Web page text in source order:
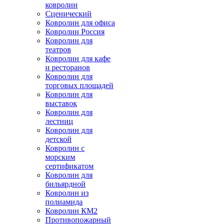
ковролин
Сценический
Ковролин для офиса
Ковролин Россия
Ковролин для
театров
Ковролин для кафе
и ресторанов
Ковролин для
торговых площадей
Ковролин для
выставок
Ковролин для
лестниц
Ковролин для
детской
Ковролин с
морским
сертификатом
Ковролин для
бильярдной
Ковролин из
полиамида
Ковролин КМ2
Противопожарный